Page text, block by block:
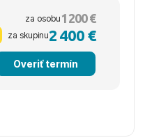
za osobu 1 200 €
za skupinu2 400 €
Overiť termín